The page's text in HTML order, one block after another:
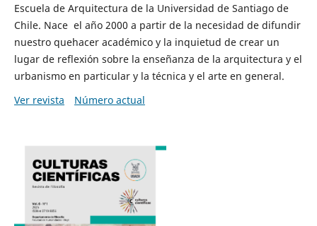
Escuela de Arquitectura de la Universidad de Santiago de
Chile. Nace el año 2000 a partir de la necesidad de difundir
nuestro quehacer académico y la inquietud de crear un
lugar de reflexión sobre la enseñanza de la arquitectura y el
urbanismo en particular y la técnica y el arte en general.
Ver revista
Número actual